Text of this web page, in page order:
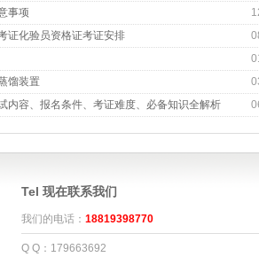
事项
证化验员资格证考证安排
馏装置
内容、报名条件、考证难度、必备知识全解析
Tel 现在联系我们
我们的电话： 18819398770
Q Q：179663692